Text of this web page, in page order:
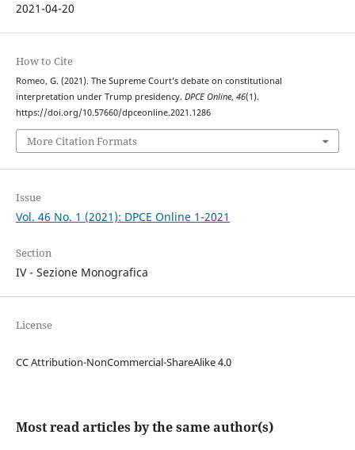
2021-04-20
How to Cite
Romeo, G. (2021). The Supreme Court’s debate on constitutional
interpretation under Trump presidency. DPCE Online, 46(1).
https://doi.org/10.57660/dpceonline.2021.1286
More Citation Formats
Issue
Vol. 46 No. 1 (2021): DPCE Online 1-2021
Section
IV - Sezione Monografica
License
CC Attribution-NonCommercial-ShareAlike 4.0
Most read articles by the same author(s)